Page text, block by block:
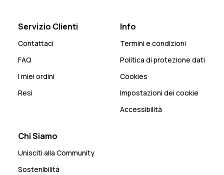
Servizio Clienti
Contattaci
FAQ
I miei ordini
Resi
Info
Termini e condizioni
Politica di protezione dati
Cookies
Impostazioni dei cookie
Accessibilità
Chi Siamo
Unisciti alla Community
Sostenibilità